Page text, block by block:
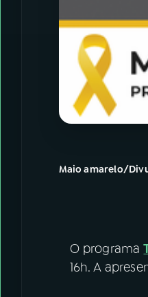
Maio amarelo/
O programa
16h. A